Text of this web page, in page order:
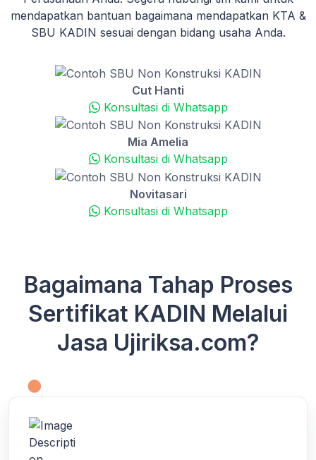
mendapatkan bantuan bagaimana mendapatkan KTA &
SBU KADIN sesuai dengan bidang usaha Anda.
Cut Hanti
Konsultasi di Whatsapp
Mia Amelia
Konsultasi di Whatsapp
Novitasari
Konsultasi di Whatsapp
Bagaimana Tahap Proses
Sertifikat KADIN Melalui
Jasa Ujiriksa.com?